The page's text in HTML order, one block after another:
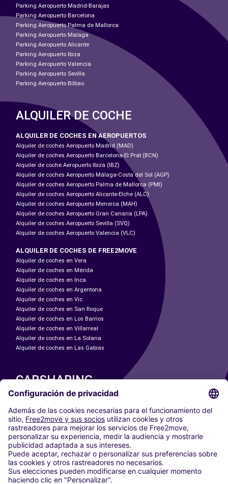
Parking Aeropuerto Madrid-Barajas
Parking Aeropuerto Barcelona
Parking Aeropuerto Palma de Mallorca
Parking Aeropuerto Malaga
Parking Aeropuerto Alicante
Parking Aeropuerto Ibiza
Parking Aeropuerto Valencia
Parking Aeropuerto Sevilla
Parking Aeropuerto Bilbao
ALQUILER DE COCHE
ALQUILER DE COCHES EN AEROPUERTOS
Alquiler de coches Aeropuerto Madrid (MAD)
Alquiler de coches Aeropuerto Barcelona-El Prat (BCN)
Alquiler de coche Aeropuerto Ibiza (IBZ)
Alquiler de coches Aeropuerto Málaga-Costa del Sol (AGP)
Alquiler de coches Aeropuerto Palma de Mallorca (PMI)
Alquiler de coches Aeropuerto Alicante-Elche (ALC)
Alquiler de coches Aeropuerto Menorca (MAH)
Alquiler de coches Aeropuerto Gran Canaria (LPA)
Alquiler de coches Aeropuerto Sevilla (SVQ)
Alquiler de coches Aeropuerto Valencia (VLC)
ALQUILER DE COCHES DE FREE2MOVE
Alquiler de coches en Vera
Alquiler de coches en Mérida
Alquiler de coches en Inca
Alquiler de coches en Argentona
Alquiler de coches en Vic
Alquiler de coches en San Roque
Alquiler de coches en Los Barrios
Alquiler de coches en Villarreal
Alquiler de coches en La Solana
Alquiler de coches en Las Gabias
CARSHARING
NUESTRAS CIUDADES
Paris
Madrid
Washington DC
Milán
Roma
Turín
Viena
Berlín